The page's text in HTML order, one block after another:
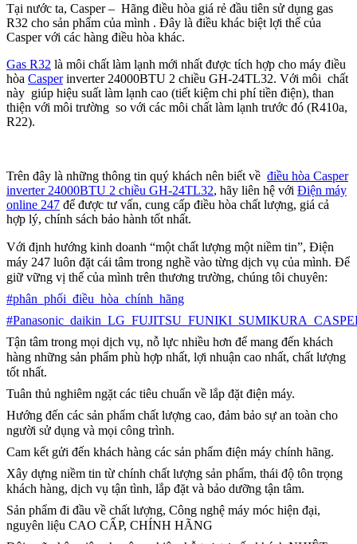
Tại nước ta, Casper – Hãng điều hòa giá rẻ đầu tiên sử dụng gas
R32 cho sản phẩm của mình . Đây là điều khác biệt lợi thế của
Casper với các hàng điều hòa khác.
Gas R32 là môi chất làm lạnh mới nhất được tích hợp cho máy điều
hòa Casperinverter 24000BTU 2 chiều GH-24TL32. Với môi chất
này giúp hiệu suất làm lạnh cao (tiết kiệm chi phí tiền điện), than
thiện với môi trường so với các môi chất làm lạnh trước đó (R410a,
R22).
Trên đây là những thông tin quý khách nên biết về điều hòa Casper
inverter 24000BTU 2 chiều GH-24TL32, hãy liên hệ với Điện máy
online 247 để được tư vấn, cung cấp điều hòa chất lượng, giá cả
hợp lý, chính sách bảo hành tốt nhất.
Với định hướng kinh doanh “một chất lượng một niềm tin”, Điện
máy 247 luôn đặt cái tâm trong nghề vào từng dịch vụ của mình. Để
giữ vững vị thế của mình trên thương trường, chúng tôi chuyên:
#phân_phối_điều_hòa_chính_hãng
Tận tâm trong mọi dịch vụ, nỗ lực nhiều hơn để mang đến khách
hàng những sản phẩm phù hợp nhất, lợi nhuận cao nhất, chất lượng
tốt nhất.
Tuân thủ nghiêm ngặt các tiêu chuẩn về lắp đặt điện máy.
Hướng đến các sản phẩm chất lượng cao, đảm bảo sự an toàn cho
người sử dụng và mọi công trình.
Cam kết gửi đến khách hàng các sản phẩm điện máy chính hãng.
Xây dựng niềm tin từ chính chất lượng sản phẩm, thái độ tôn trọng
khách hàng, dịch vụ tận tình, lắp đặt và bảo dưỡng tận tâm.
Sản phẩm đi đầu về chất lượng, Công nghệ máy móc hiện đại,
nguyên liệu CAO CẤP, CHÍNH HÃNG